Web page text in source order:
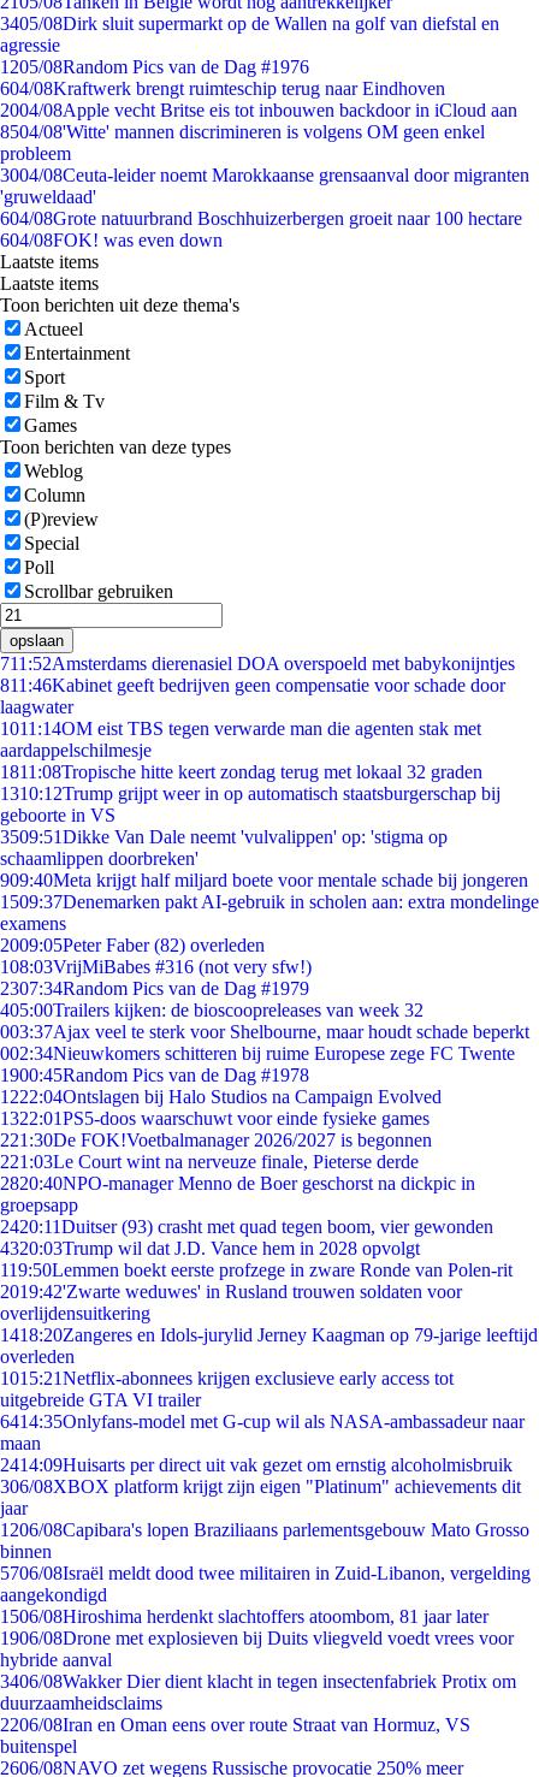
3405/08Dirk sluit supermarkt op de Wallen na golf van diefstal en
agressie
1205/08Random Pics van de Dag #1976
604/08Kraftwerk brengt ruimteschip terug naar Eindhoven
2004/08Apple vecht Britse eis tot inbouwen backdoor in iCloud aan
8504/08'Witte' mannen discrimineren is volgens OM geen enkel
probleem
3004/08Ceuta-leider noemt Marokkaanse grensaanval door migranten
'gruweldaad'
604/08Grote natuurbrand Boschhuizerbergen groeit naar 100 hectare
604/08FOK! was even down
Laatste items
Laatste items
Toon berichten uit deze thema's
Actueel
Entertainment
Sport
Film & Tv
Games
Toon berichten van deze types
Weblog
Column
(P)review
Special
Poll
Scrollbar gebruiken
opslaan
711:52Amsterdams dierenasiel DOA overspoeld met babykonijntjes
811:46Kabinet geeft bedrijven geen compensatie voor schade door
laagwater
1011:14OM eist TBS tegen verwarde man die agenten stak met
aardappelschilmesje
1811:08Tropische hitte keert zondag terug met lokaal 32 graden
1310:12Trump grijpt weer in op automatisch staatsburgerschap bij
geboorte in VS
3509:51Dikke Van Dale neemt 'vulvalippen' op: 'stigma op
schaamlippen doorbreken'
909:40Meta krijgt half miljard boete voor mentale schade bij jongeren
1509:37Denemarken pakt AI-gebruik in scholen aan: extra mondelinge
examens
2009:05Peter Faber (82) overleden
108:03VrijMiBabes #316 (not very sfw!)
2307:34Random Pics van de Dag #1979
405:00Trailers kijken: de bioscoopreleases van week 32
003:37Ajax veel te sterk voor Shelbourne, maar houdt schade beperkt
002:34Nieuwkomers schitteren bij ruime Europese zege FC Twente
1900:45Random Pics van de Dag #1978
1222:04Ontslagen bij Halo Studios na Campaign Evolved
1322:01PS5-doos waarschuwt voor einde fysieke games
221:30De FOK!Voetbalmanager 2026/2027 is begonnen
221:03Le Court wint na nerveuze finale, Pieterse derde
2820:40NPO-manager Menno de Boer geschorst na dickpic in
groepsapp
2420:11Duitser (93) crasht met quad tegen boom, vier gewonden
4320:03Trump wil dat J.D. Vance hem in 2028 opvolgt
119:50Lemmen boekt eerste profzege in zware Ronde van Polen-rit
2019:42'Zwarte weduwes' in Rusland trouwen soldaten voor
overlijdensuitkering
1418:20Zangeres en Idols-jurylid Jerney Kaagman op 79-jarige leeftijd
overleden
1015:21Netflix-abonnees krijgen exclusieve early access tot
uitgebreide GTA VI trailer
6414:35Onlyfans-model met G-cup wil als NASA-ambassadeur naar
maan
2414:09Huisarts per direct uit vak gezet om ernstig alcoholmisbruik
306/08XBOX platform krijgt zijn eigen "Platinum" achievements dit
jaar
1206/08Capibara's lopen Braziliaans parlementsgebouw Mato Grosso
binnen
5706/08Israël meldt dood twee militairen in Zuid-Libanon, vergelding
aangekondigd
1506/08Hiroshima herdenkt slachtoffers atoombom, 81 jaar later
1906/08Drone met explosieven bij Duits vliegveld voedt vrees voor
hybride aanval
3406/08Wakker Dier dient klacht in tegen insectenfabriek Protix om
duurzaamheidsclaims
2206/08Iran en Oman eens over route Straat van Hormuz, VS
buitenspel
2606/08NAVO zet wegens Russische provocatie 250% meer